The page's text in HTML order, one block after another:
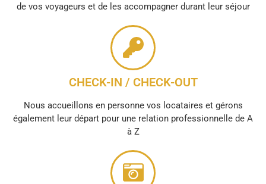
de vos voyageurs et de les accompagner durant leur séjour
CHECK-IN / CHECK-OUT
Nous accueillons en personne vos locataires et gérons
également leur départ pour une relation professionnelle de A
à Z